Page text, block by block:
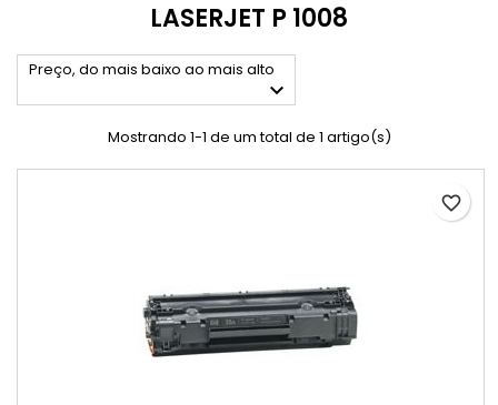
LASERJET P 1008
Preço, do mais baixo ao mais alto

Mostrando 1-1 de um total de 1 artigo(s)
favorite_border